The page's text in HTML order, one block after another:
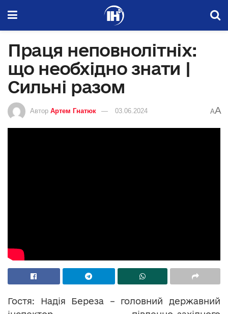
Праця неповнолітніх:
що необхідно знати |
Сильні разом
Автор Артем Гнатюк 03.06.2024 AA
Гостя: Надія Береза – головний державний